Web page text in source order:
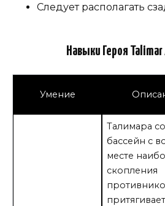
Следует располагать
Навыки Героя Talimar
Умение
Талимара
бассейн с
месте
скопления